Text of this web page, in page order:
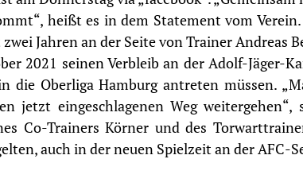
heißt es in dem Statement vom
Jahren an der Seite von Trainer Andreas
2021 seinen Verbleib an der Adolf-Jäger-
die Oberliga Hamburg antreten müssen.
jetzt eingeschlagenen Weg weitergehen“,
Co-Trainers Körner und des
auch in der neuen Spielzeit an der AFC-